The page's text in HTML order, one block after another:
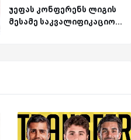
უეფას კონფერენს ლიგის
მესამე საკვალიფიკაციო...